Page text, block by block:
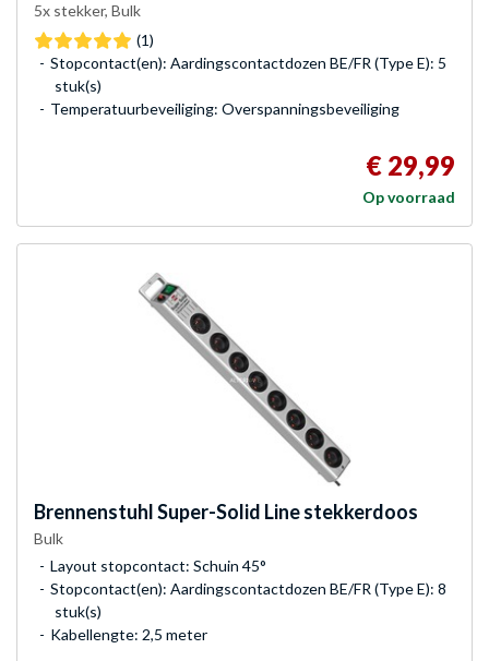
5x stekker, Bulk
(1)
Stopcontact(en): Aardingscontactdozen BE/FR (Type E): 5
stuk(s)
Temperatuurbeveiliging: Overspanningsbeveiliging
€ 29,99
Op voorraad
BrennenstuhlSuper-Solid Line stekkerdoos
Bulk
Layout stopcontact: Schuin 45°
Stopcontact(en): Aardingscontactdozen BE/FR (Type E): 8
stuk(s)
Kabellengte: 2,5 meter